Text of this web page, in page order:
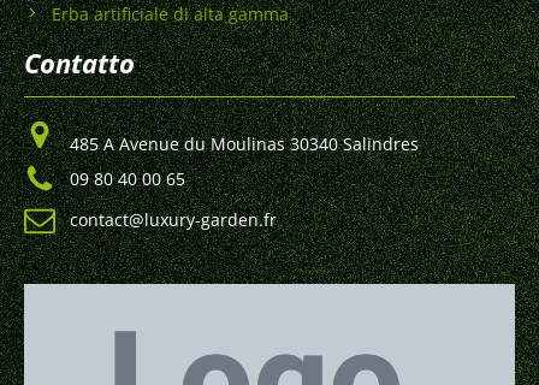
Erba artificiale di alta gamma
Contatto
485 A Avenue du Moulinas 30340 Salindres
09 80 40 00 65
contact@luxury-garden.fr